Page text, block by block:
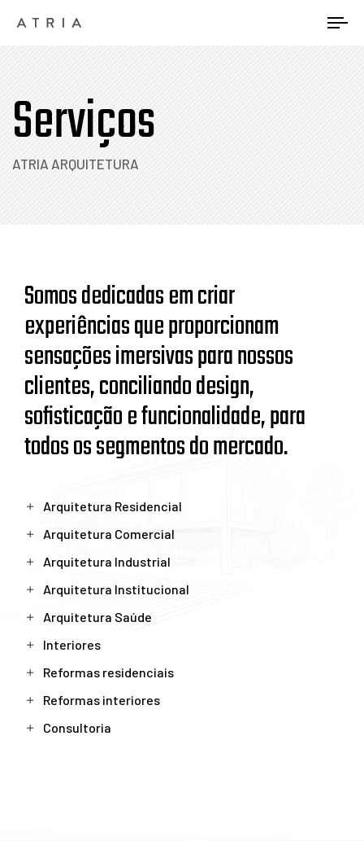
Serviços
ATRIA ARQUITETURA
Somos dedicadas em criar
experiências que proporcionam
sensações imersivas para nossos
clientes, conciliando design,
sofisticação e funcionalidade, para
todos os segmentos do mercado.
Arquitetura Residencial
Arquitetura Comercial
Arquitetura Industrial
Arquitetura Institucional
Arquitetura Saúde
Interiores
Reformas residenciais
Reformas interiores
Consultoria